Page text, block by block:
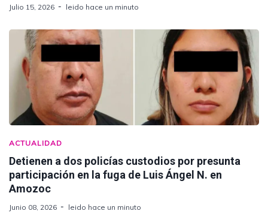
Julio 15, 2026 leido hace un minuto
ACTUALIDAD
Detienen a dos policías custodios por presunta
participación en la fuga de Luis Ángel N. en
Amozoc
Junio 08, 2026 leido hace un minuto